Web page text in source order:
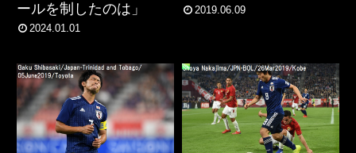
ールを制したのは」
2024.01.01
2019.06.09